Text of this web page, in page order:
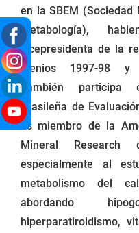
en la SBEM (Sociedad
Metabología),
vicepresidenta de la
bienios 1997-98 y
También participa
Brasileña de
Es miembro de la
Mineral Research
especialmente al
metabolismo del
abordando
hiperparatiroidismo,